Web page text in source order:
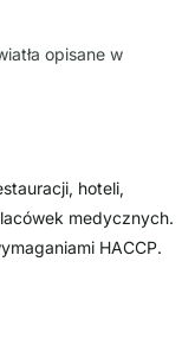
opisane w
hoteli,
medycznych.
HACCP.